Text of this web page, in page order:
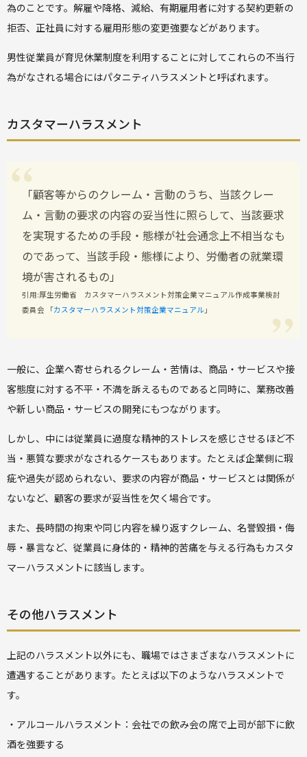
為のことです。解雇や降格、減給、有期雇用者に対する契約更新の
拒否、正社員に対する雇用形態の変更強要などがあります。
男性従業員が育児休業制度を利用することに対してこれらの不当行
為がなされる場合にはパタニティハラスメントと呼ばれます。
カスタマーハラスメント
「顧客等からのクレーム・言動のうち、当該クレー
ム・言動の要求の内容の妥当性に照らして、当該要求
を実現するための手段・態様が社会通念上不相当なも
のであって、当該手段・態様により、労働者の就業環
境が害されるもの」
引用:厚生労働省 カスタマーハラスメント対策企業マニュアル作成事業検討
委員会 「カスタマーハラスメント対策企業マニュアル 」
一般に、企業へ寄せられるクレーム・苦情は、商品・サービスや接
客態度に対する不平・不満を訴えるものであると同時に、業務改善
や新しい商品・サービスの開発にもつながります。
しかし、中には従業員に過度な精神的ストレスを感じさせるほど不
当・悪質な要求がなされるケースもあります。たとえば企業側に瑕
疵や過失が認められない、要求の内容が商品・サービスとは関係が
ないなど、顧客の要求が妥当性を欠く場合です。
また、長時間の拘束や同じ内容を繰り返すクレーム、名誉毀損・侮
辱・暴言など、従業員に身体的・精神的苦痛を与える行為もカスタ
マーハラスメントに該当します。
その他ハラスメント
上記のハラスメント以外にも、職場ではさまざまなハラスメントに
遭遇することがあります。たとえば以下のようなハラスメントで
す。
・アルコールハラスメント：会社での飲み会の席で上司が部下に飲
酒を強要する